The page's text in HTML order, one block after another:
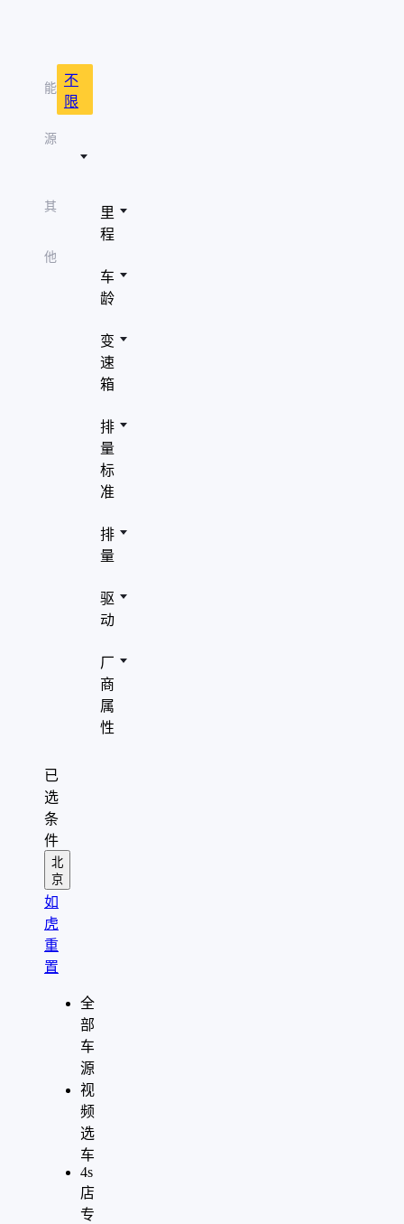
长安
" aria-hidden="true"
role="presentation"/>
别克
" aria-hidden="true"
role="presentation"/>
role="presentation"/>
哈弗
" aria-hidden="true"
role="presentation"/>
role="presentation"/>
红旗
" aria-hidden="true"
role="presentation"/>
雪佛兰
role="presentation"/>
五菱汽车
" aria-hidden="true"
role="presentation"/>
role="presentation"/>
沃尔沃
" aria-hidden="true"
role="presentation"/>
领克
能
源
不
限
其
他
里
程
车
龄
变
速
箱
排
量
标
准
排
量
驱
动
厂
商
属
性
已
选
条
件
北
京
如
虎
重
置
全
部
车
源
视
频
选
车
4s
店
专